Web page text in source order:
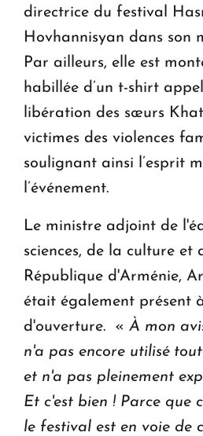
directrice du festival
Hovhannisyan dans son
Par ailleurs, elle est
habillée d’un t-shirt
libération des sœurs
victimes des violences
soulignant ainsi l’esprit
l’événement.
Le ministre adjoint de
sciences, de la culture et
République d'Arménie,
était également présent
d'ouverture. « À mon
n'a pas encore utilisé
et n'a pas pleinement
Et c'est bien ! Parce que
le festival est en voie de